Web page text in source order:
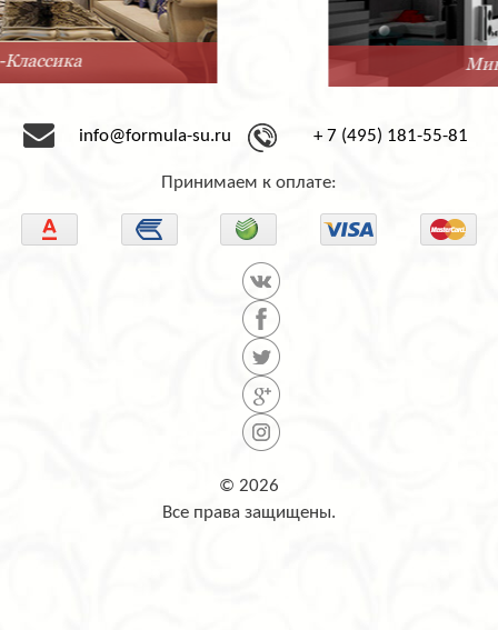
info@formula-su.ru + 7 (495) 181-55-81
Принимаем к оплате:
© 2026
Все права защищены.